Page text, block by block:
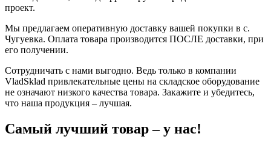
проект.
Мы предлагаем оперативную доставку вашей покупки в с.
Чугуевка. Оплата товара производится ПОСЛЕ доставки, при
его получении.
Сотрудничать с нами выгодно. Ведь только в компании
VladSklad привлекательные цены на складское оборудование
не означают низкого качества товара. Закажите и убедитесь,
что наша продукция – лучшая.
Самый лучший товар – у нас!